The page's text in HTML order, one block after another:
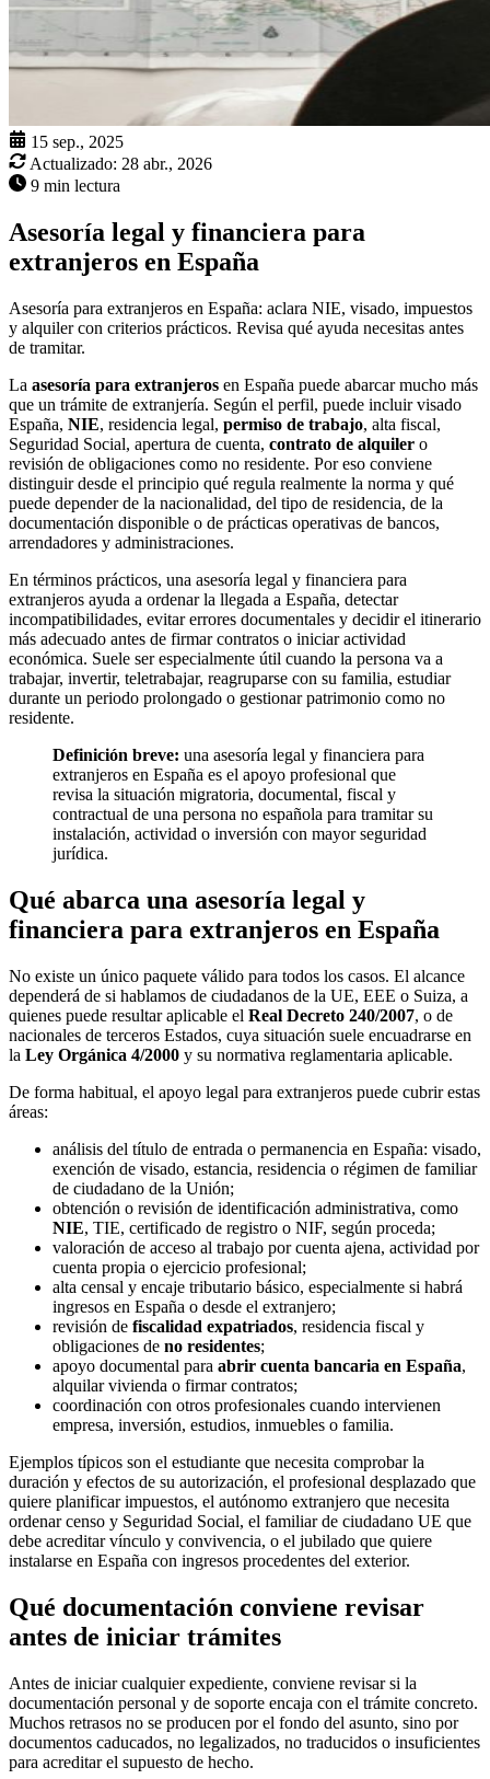
15 sep., 2025
Actualizado: 28 abr., 2026
9 min lectura
Asesoría legal y financiera para
extranjeros en España
Asesoría para extranjeros en España: aclara NIE, visado, impuestos
y alquiler con criterios prácticos. Revisa qué ayuda necesitas antes
de tramitar.
La asesoría para extranjeros en España puede abarcar mucho más
que un trámite de extranjería. Según el perfil, puede incluir visado
España, NIE, residencia legal, permiso de trabajo, alta fiscal,
Seguridad Social, apertura de cuenta, contrato de alquiler o
revisión de obligaciones como no residente. Por eso conviene
distinguir desde el principio qué regula realmente la norma y qué
puede depender de la nacionalidad, del tipo de residencia, de la
documentación disponible o de prácticas operativas de bancos,
arrendadores y administraciones.
En términos prácticos, una asesoría legal y financiera para
extranjeros ayuda a ordenar la llegada a España, detectar
incompatibilidades, evitar errores documentales y decidir el itinerario
más adecuado antes de firmar contratos o iniciar actividad
económica. Suele ser especialmente útil cuando la persona va a
trabajar, invertir, teletrabajar, reagruparse con su familia, estudiar
durante un periodo prolongado o gestionar patrimonio como no
residente.
Definición breve: una asesoría legal y financiera para
extranjeros en España es el apoyo profesional que
revisa la situación migratoria, documental, fiscal y
contractual de una persona no española para tramitar su
instalación, actividad o inversión con mayor seguridad
jurídica.
Qué abarca una asesoría legal y
financiera para extranjeros en España
No existe un único paquete válido para todos los casos. El alcance
dependerá de si hablamos de ciudadanos de la UE, EEE o Suiza, a
quienes puede resultar aplicable el Real Decreto 240/2007, o de
nacionales de terceros Estados, cuya situación suele encuadrarse en
la Ley Orgánica 4/2000 y su normativa reglamentaria aplicable.
De forma habitual, el apoyo legal para extranjeros puede cubrir estas
áreas:
análisis del título de entrada o permanencia en España: visado,
exención de visado, estancia, residencia o régimen de familiar
de ciudadano de la Unión;
obtención o revisión de identificación administrativa, como
NIE, TIE, certificado de registro o NIF, según proceda;
valoración de acceso al trabajo por cuenta ajena, actividad por
cuenta propia o ejercicio profesional;
alta censal y encaje tributario básico, especialmente si habrá
ingresos en España o desde el extranjero;
revisión de fiscalidad expatriados, residencia fiscal y
obligaciones de no residentes;
apoyo documental para abrir cuenta bancaria en España,
alquilar vivienda o firmar contratos;
coordinación con otros profesionales cuando intervienen
empresa, inversión, estudios, inmuebles o familia.
Ejemplos típicos son el estudiante que necesita comprobar la
duración y efectos de su autorización, el profesional desplazado que
quiere planificar impuestos, el autónomo extranjero que necesita
ordenar censo y Seguridad Social, el familiar de ciudadano UE que
debe acreditar vínculo y convivencia, o el jubilado que quiere
instalarse en España con ingresos procedentes del exterior.
Qué documentación conviene revisar
antes de iniciar trámites
Antes de iniciar cualquier expediente, conviene revisar si la
documentación personal y de soporte encaja con el trámite concreto.
Muchos retrasos no se producen por el fondo del asunto, sino por
documentos caducados, no legalizados, no traducidos o insuficientes
para acreditar el supuesto de hecho.